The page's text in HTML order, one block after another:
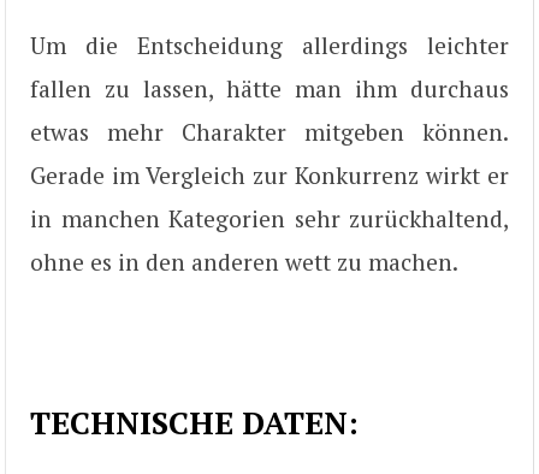
Um die Entscheidung allerdings leichter
fallen zu lassen, hätte man ihm durchaus
etwas mehr Charakter mitgeben können.
Gerade im Vergleich zur Konkurrenz wirkt er
in manchen Kategorien sehr zurückhaltend,
ohne es in den anderen wett zu machen.
TECHNISCHE DATEN: